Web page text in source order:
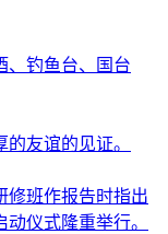
、钓鱼台、国台
友谊的见证。
修班作报告时指出
仪式隆重举行。